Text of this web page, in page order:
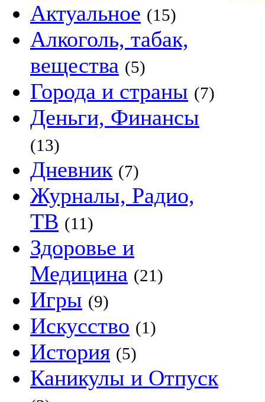
Актуальное (15)
Алкоголь, табак,
вещества (5)
Города и страны (7)
Деньги, Финансы
(13)
Дневник (7)
Журналы, Радио,
ТВ (11)
Здоровье и
Медицина (21)
Игры (9)
Искусство (1)
История (5)
Каникулы и Отпуск